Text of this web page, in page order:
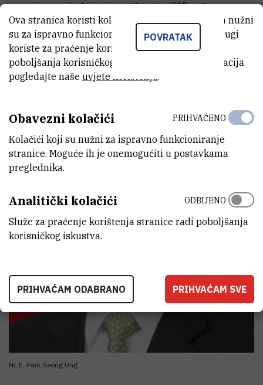
povijesni razvoj i buduće smjerove Korejskog R&D sustava –
glavnog pokretača iznimnog gospodarskog rasta Republike
Koreje.
Nj. E. Park Seong Ung
POVRATAK
Ova stranica koristi kolačiće. Neki od tih kolačića nužni
su za ispravno funkcioniranje stranice, dok se drugi
koriste za praćenje korištenja stranice radi
poboljšanja korisničkog iskustva. Za više informacija
pogledajte naše uvjete korištenja.
Obavezni kolačići
Kolačići koji su nužni za ispravno funkcioniranje
stranice. Moguće ih je onemogućiti u postavkama
preglednika.
PRIHVAĆENO
Analitički kolačići
Služe za praćenje korištenja stranice radi poboljšanja
korisničkog iskustva.
ODBIJENO
PRIHVAĆAM ODABRANO PRIHVAĆAM SVE